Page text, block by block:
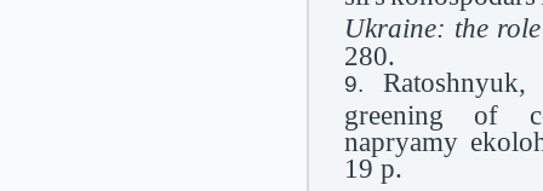
Ukraine: the
280.
greening of
napryamy
19 p.